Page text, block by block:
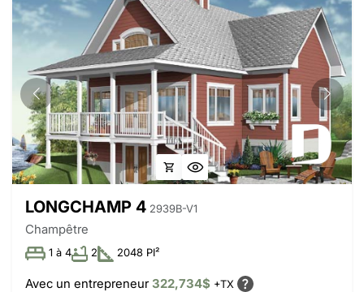
LONGCHAMP 4 2939B-V1
Champêtre
1 à 4 2 2048 PI²
Avec un entrepreneur322,734$ +TX